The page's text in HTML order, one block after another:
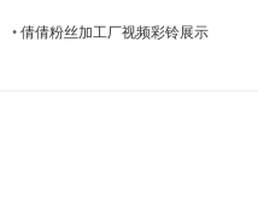
• 倩倩粉丝加工厂视频彩铃展示